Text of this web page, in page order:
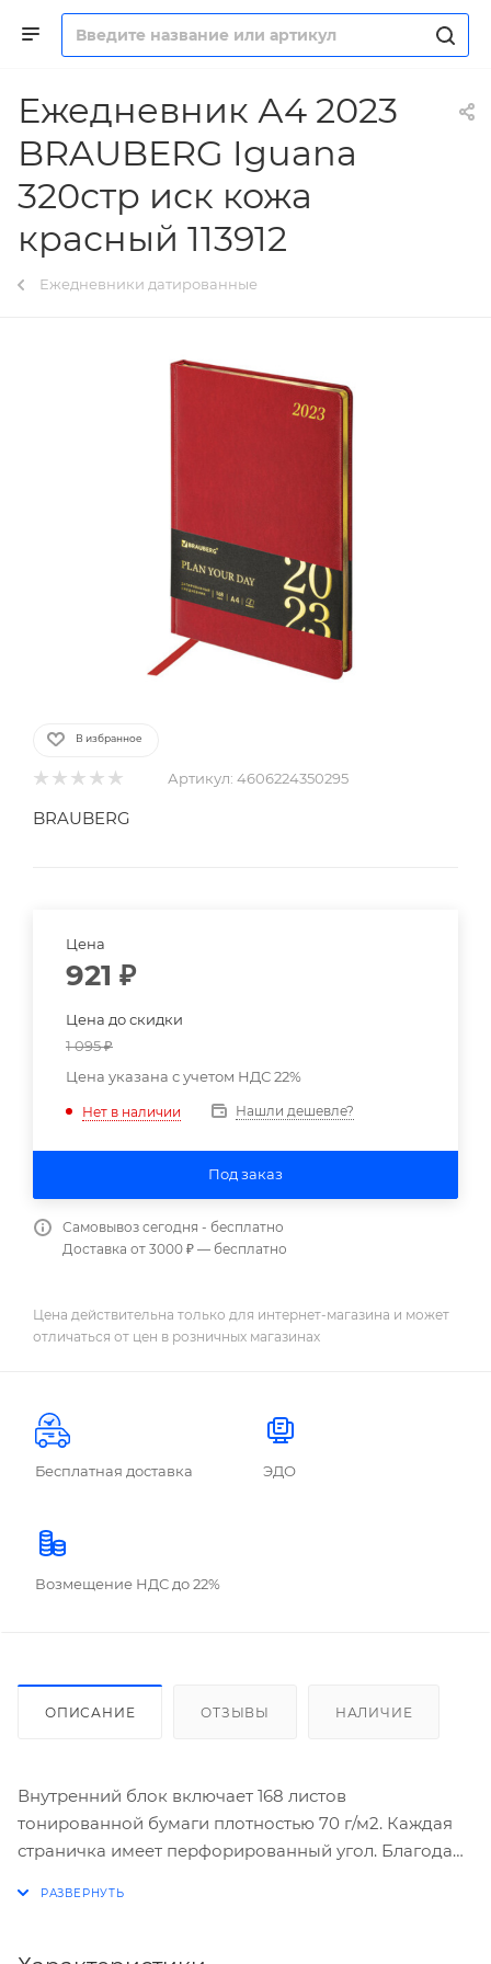
Ежедневник А4 2023
BRAUBERG Iguana
320стр иск кожа
красный 113912
Ежедневники датированные
В избранное
Артикул: 4606224350295
BRAUBERG
Цена
921 ₽
Цена до скидки
1 095₽
Цена указана с учетом НДС 22%
Нет в наличии Нашли дешевле?
Под заказ
Самовывоз сегодня - бесплатно
Доставка от 3000 ₽ — бесплатно
Цена действительна только для интернет-магазина и может
отличаться от цен в розничных магазинах
Бесплатная доставка ЭДО
Возмещение НДС до 22%
ОПИСАНИЕ ОТЗЫВЫ НАЛИЧИЕ
Внутренний блок включает 168 листов
тонированной бумаги плотностью 70 г/м2. Каждая
страничка имеет перфорированный угол. Благодаря